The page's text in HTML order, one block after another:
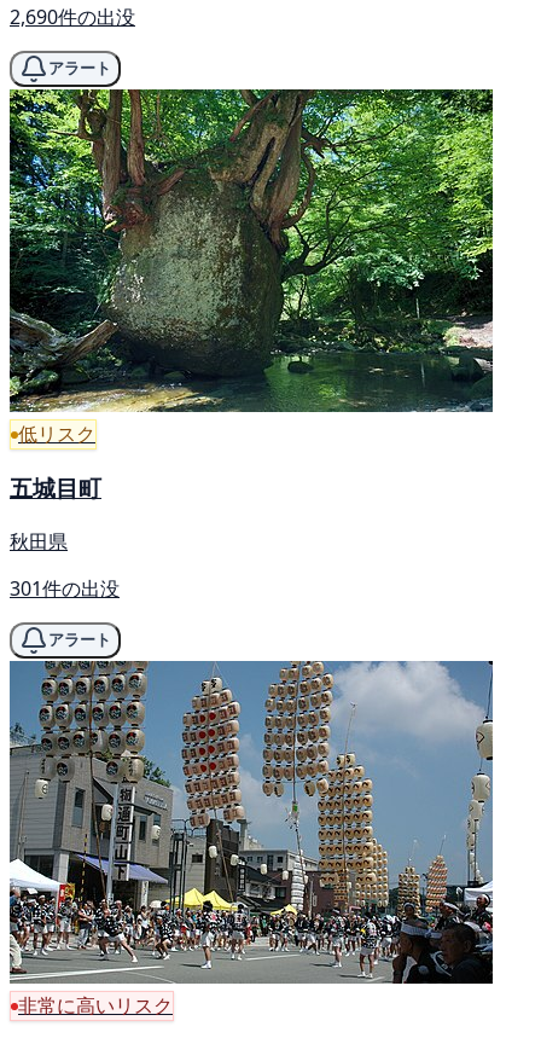
2,690件の出没
アラート
低リスク
五城目町
秋田県
301件の出没
アラート
非常に高いリスク